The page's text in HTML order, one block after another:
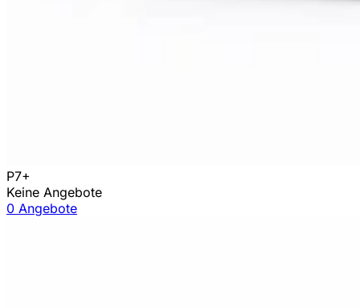
P7+
Keine Angebote
0 Angebote